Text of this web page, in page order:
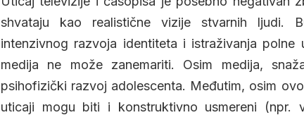
shvataju kao realistične vizije stvarnih ljudi.
intenzivnog razvoja identiteta i istraživanja
medija ne može zanemariti. Osim medija,
psihofizički razvoj adolescenta. Međutim, osim
uticaji mogu biti i konstruktivno usmereni (npr.